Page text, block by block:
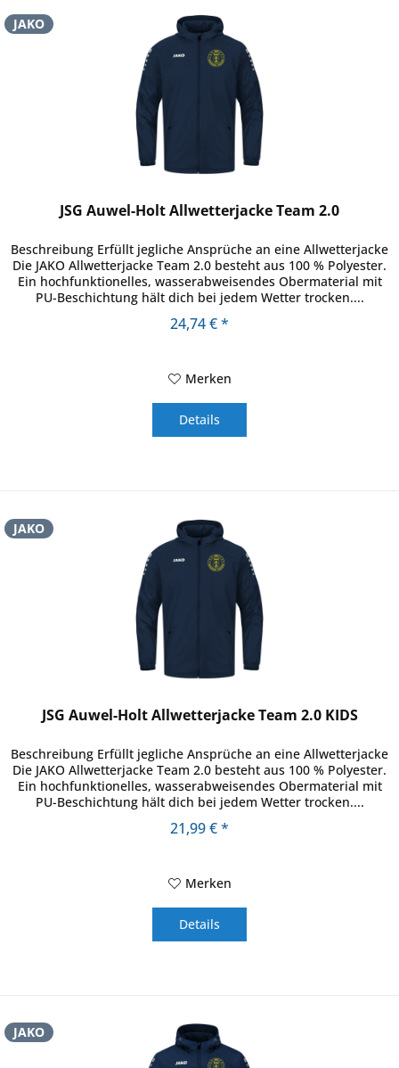
JAKO
JSG Auwel-Holt Allwetterjacke Team 2.0
Beschreibung Erfüllt jegliche Ansprüche an eine Allwetterjacke
Die JAKO Allwetterjacke Team 2.0 besteht aus 100 % Polyester.
Ein hochfunktionelles, wasserabweisendes Obermaterial mit
PU-Beschichtung hält dich bei jedem Wetter trocken....
24,74 € *
Merken
Details
JAKO
JSG Auwel-Holt Allwetterjacke Team 2.0 KIDS
Beschreibung Erfüllt jegliche Ansprüche an eine Allwetterjacke
Die JAKO Allwetterjacke Team 2.0 besteht aus 100 % Polyester.
Ein hochfunktionelles, wasserabweisendes Obermaterial mit
PU-Beschichtung hält dich bei jedem Wetter trocken....
21,99 € *
Merken
Details
JAKO